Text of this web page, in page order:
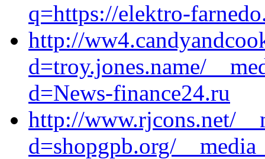
q=https://elektro-
http://
d=troy.jones.name/
d=News-finance24.ru
http://www.rjcons.net/
d=shopgpb.org/